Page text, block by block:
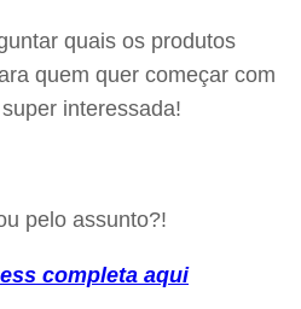
quais os produtos
quem quer começar com
interessada!
pelo assunto?!
completa aqui